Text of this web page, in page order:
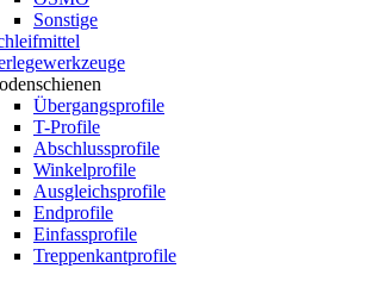
Sonstige
Übergangsprofile
T-Profile
Abschlussprofile
Winkelprofile
Ausgleichsprofile
Endprofile
Einfassprofile
Treppenkantprofile